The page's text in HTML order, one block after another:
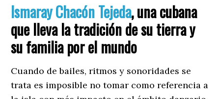
Ismaray Chacón Tejeda, una cubana
que lleva la tradición de su tierra y
su familia por el mundo
Cuando de bailes, ritmos y sonoridades se
trata es imposible no tomar como referencia a